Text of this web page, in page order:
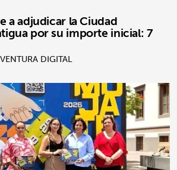
a adjudicar la Ciudad
por su importe inicial: 7
DIGITAL